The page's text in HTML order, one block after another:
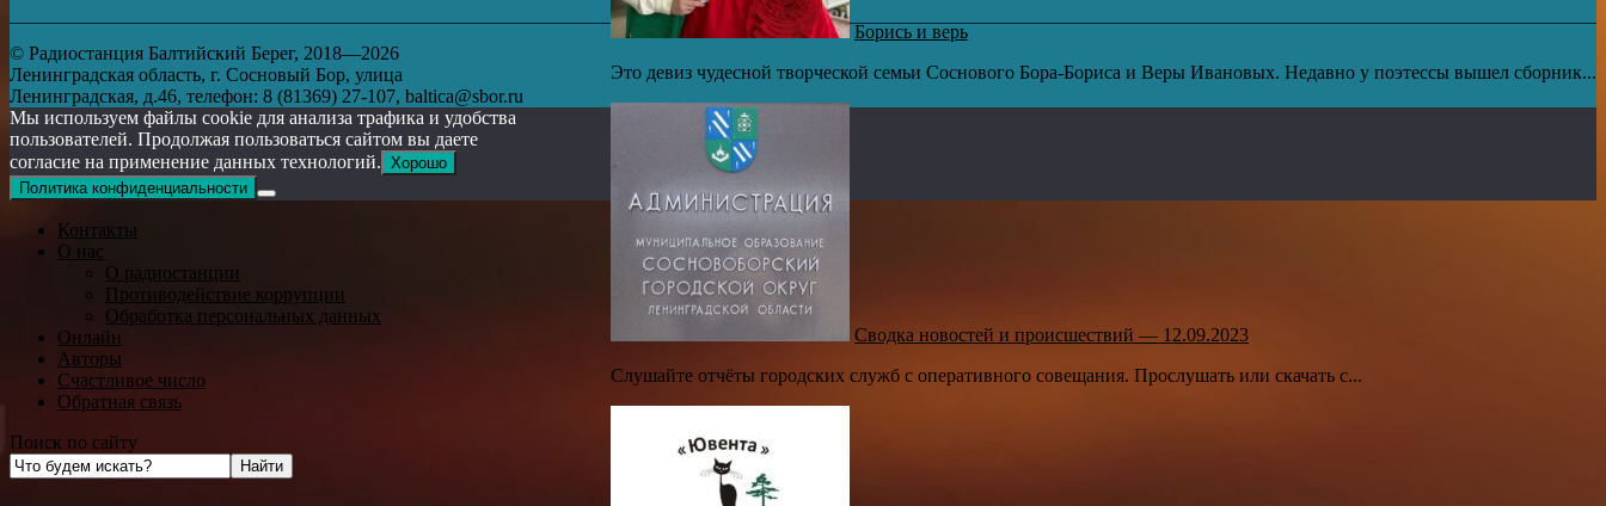
Борись и верь
Это девиз чудесной творческой семьи Соснового Бора-Бориса и Веры Ивановых. Недавно у поэтессы вышел сборник...
Сводка новостей и происшествий — 12.09.2023
Слушайте отчёты городских служб с оперативного совещания. Прослушать или скачать с...
© Радиостанция Балтийский Берег, 2018—2026
Ленинградская область, г. Сосновый Бор, улица
Ленинградская, д.46, телефон: 8 (81369) 27-107, baltica@sbor.ru
Мы используем файлы cookie для анализа трафика и удобства
пользователей. Продолжая пользоваться сайтом вы даете
согласие на применение данных технологий. Хорошо
Политика конфиденциальности
Контакты
О нас
О радиостанции
Противодействие коррупции
Обработка персональных данных
Онлайн
Авторы
Счастливое число
Обратная связь
Поиск по сайту